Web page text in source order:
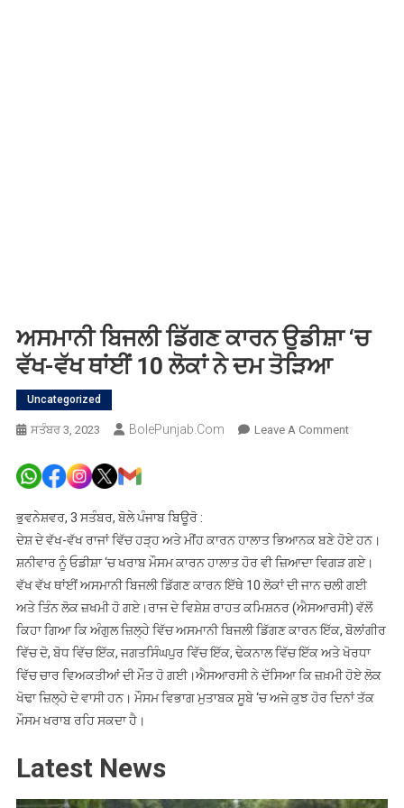
ਅਸਮਾਨੀ ਬਿਜਲੀ ਡਿੱਗਣ ਕਾਰਨ ਉਡੀਸ਼ਾ ‘ਚ
ਵੱਖ-ਵੱਖ ਥਾਂਈਂ 10 ਲੋਕਾਂ ਨੇ ਦਮ ਤੋੜਿਆ
Uncategorized
ਸਤੰਬਰ 3, 2023 BolePunjab.com Leave A CommentOn
ਉਡੀਸ਼ਾ
ਥਾਂਈਂ
10
ਲੋਕਾਂ
ਨੇ
ਦਮ
ਭੁਵਨੇਸ਼ਵਰ, 3 ਸਤੰਬਰ, ਬੋਲੇ ਪੰਜਾਬ ਬਿਊਰੋ :
ਦੇਸ਼ ਦੇ ਵੱਖ-ਵੱਖ ਰਾਜਾਂ ਵਿੱਚ ਹੜ੍ਹ ਅਤੇ ਮੀਂਹ ਕਾਰਨ ਹਾਲਾਤ ਭਿਆਨਕ ਬਣੇ ਹੋਏ ਹਨ।
ਸ਼ਨੀਵਾਰ ਨੂੰ ਓਡੀਸ਼ਾ ‘ਚ ਖਰਾਬ ਮੌਸਮ ਕਾਰਨ ਹਾਲਾਤ ਹੋਰ ਵੀ ਜ਼ਿਆਦਾ ਵਿਗੜ ਗਏ।
ਵੱਖ ਵੱਖ ਥਾਂਈਂ ਅਸਮਾਨੀ ਬਿਜਲੀ ਡਿੱਗਣ ਕਾਰਨ ਇੱਥੇ 10 ਲੋਕਾਂ ਦੀ ਜਾਨ ਚਲੀ ਗਈ
ਅਤੇ ਤਿੰਨ ਲੋਕ ਜ਼ਖਮੀ ਹੋ ਗਏ।ਰਾਜ ਦੇ ਵਿਸ਼ੇਸ਼ ਰਾਹਤ ਕਮਿਸ਼ਨਰ (ਐਸਆਰਸੀ) ਵੱਲੋਂ
ਕਿਹਾ ਗਿਆ ਕਿ ਅੰਗੁਲ ਜ਼ਿਲ੍ਹੇ ਵਿੱਚ ਅਸਮਾਨੀ ਬਿਜਲੀ ਡਿੱਗਣ ਕਾਰਨ ਇੱਕ, ਬੋਲਾਂਗੀਰ
ਵਿੱਚ ਦੋ, ਬੋਧ ਵਿੱਚ ਇੱਕ, ਜਗਤਸਿੰਘਪੁਰ ਵਿੱਚ ਇੱਕ, ਢੇਕਨਾਲ ਵਿੱਚ ਇੱਕ ਅਤੇ ਖੋਰਧਾ
ਵਿੱਚ ਚਾਰ ਵਿਅਕਤੀਆਂ ਦੀ ਮੌਤ ਹੋ ਗਈ।ਐਸਆਰਸੀ ਨੇ ਦੱਸਿਆ ਕਿ ਜ਼ਖ਼ਮੀ ਹੋਏ ਲੋਕ
ਖੋਢਾ ਜ਼ਿਲ੍ਹੇ ਦੇ ਵਾਸੀ ਹਨ। ਮੌਸਮ ਵਿਭਾਗ ਮੁਤਾਬਕ ਸੂਬੇ ‘ਚ ਅਜੇ ਕੁਝ ਹੋਰ ਦਿਨਾਂ ਤੱਕ
ਮੌਸਮ ਖਰਾਬ ਰਹਿ ਸਕਦਾ ਹੈ।
Latest News